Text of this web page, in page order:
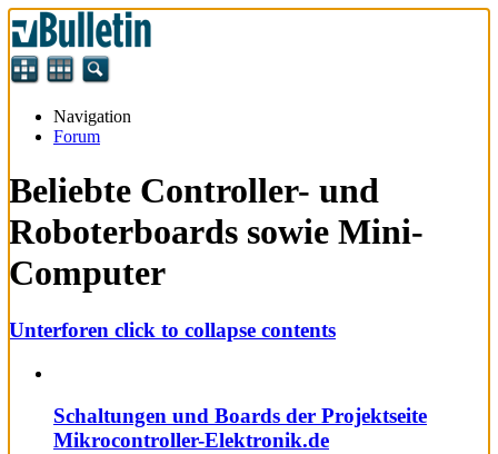
Navigation
Forum
Beliebte Controller- und
Roboterboards sowie Mini-
Computer
Unterforen click to collapse contents
Schaltungen und Boards der Projektseite
Mikrocontroller-Elektronik.de